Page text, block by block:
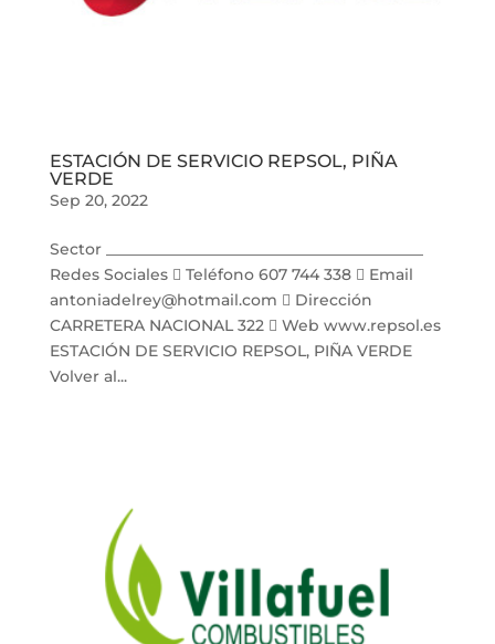
ESTACIÓN DE SERVICIO REPSOL, PIÑA
VERDE
Sep 20, 2022
Sector _________________________________________
Redes Sociales  Teléfono 607 744 338  Email
antoniadelrey@hotmail.com  Dirección
CARRETERA NACIONAL 322  Web www.repsol.es
ESTACIÓN DE SERVICIO REPSOL, PIÑA VERDE
Volver al...